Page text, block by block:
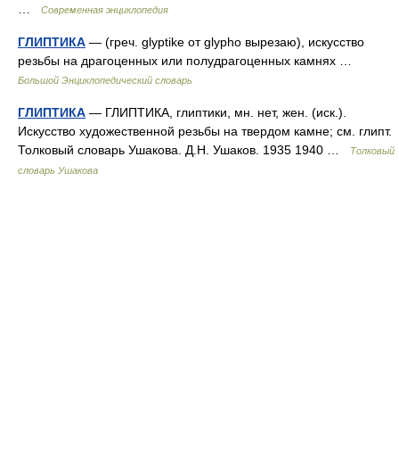
…
Современная энциклопедия
ГЛИПТИКА — (греч. glyptike от glypho вырезаю), искусство
резьбы на драгоценных или полудрагоценных камнях …
Большой Энциклопедический словарь
ГЛИПТИКА — ГЛИПТИКА, глиптики, мн. нет, жен. (иск.).
Искусство художественной резьбы на твердом камне; см. глипт.
Толковый словарь Ушакова. Д.Н. Ушаков. 1935 1940 …
Толковый
словарь Ушакова